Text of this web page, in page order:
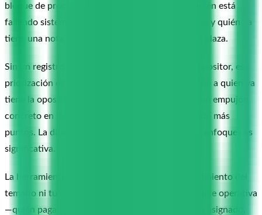
bloque de procedimiento administrativo flojo, quién está
fallando sistemáticamente preguntas de ofimática y quién ya
tiene una nota media de simulacro que garantiza plaza.
Sin un registro actualizado de dónde está cada opositor, esa
priorización es imposible: dedicas el mismo tiempo a quien ya
tiene la oposición resuelta que a quien necesita un empujón
concreto en los dos bloques que le están costando más
puntos. La diferencia en resultados entre ambos enfoques es
significativa.
La herramienta de gestión no sustituye tu conocimiento del
temario ni tu criterio pedagógico. Simplifica la parte operativa
—quién paga, quién tiene qué mazo de flashcards asignado,